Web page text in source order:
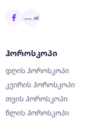
ჰოროსკოპი
დღის ჰოროსკოპი
კვირის ჰოროსკოპი
თვის ჰოროსკოპი
წლის ჰოროსკოპი